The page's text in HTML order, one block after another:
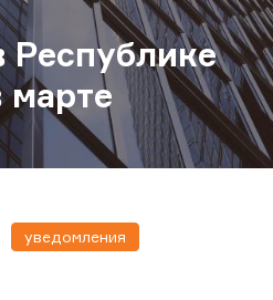
марте
уведомления